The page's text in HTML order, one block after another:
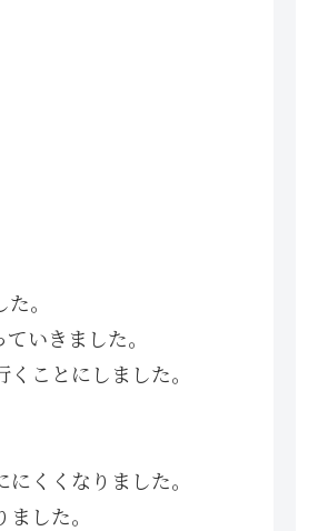
。
いきました。
ことにしました。
くくなりました。
した。